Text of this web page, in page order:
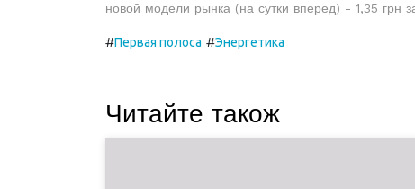
новой модели рынка (на сутки вперед) - 1,35 грн
#Первая полоса #Энергетика
Читайте також